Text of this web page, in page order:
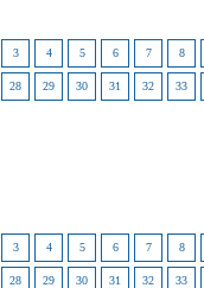
3 4 5 6 7 8
28 29 30 31 32 33
3 4 5 6 7 8
28 29 30 31 32 33